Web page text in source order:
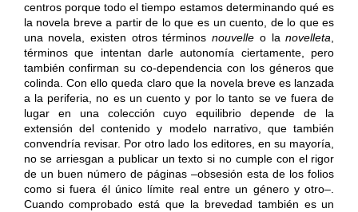
centros porque todo el tiempo estamos determinando qué es
la novela breve a partir de lo que es un cuento, de lo que es
una novela, existen otros términosnouvelle o lanovelleta
términos que intentan darle autonomía ciertamente, pero
también confirman su co-dependencia con los géneros que
colinda. Con ello queda claro que la novela breve es lanzada
a la periferia, no es un cuento y por lo tanto se ve fuera de
lugar en una colección cuyo equilibrio depende de la
extensión del contenido y modelo narrativo, que también
convendría revisar. Por otro lado los editores, en su mayoría,
no se arriesgan a publicar un texto si no cumple con el rigor
de un buen número de páginas –obsesión esta de los folios
como si fuera él único límite real entre un género y otro–.
Cuando comprobado está que la brevedad también es un